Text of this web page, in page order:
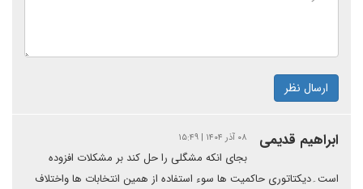
ارسال نظر
ابراهیم قدیمی ۰۸ آذر ۱۴۰۴ | ۱۵:۴۹
بجای انکه مشگلی را حل کند بر مشکلات افزوده
است۔دیکتاتوری حاکمیت ها سوء استفاده از همین انتخابات ها واختلاف